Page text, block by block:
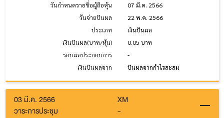
วันกำหนดรายชื่อผู้ถือหุ้น
07 มี.ค. 2566
วันจ่ายปันผล
22 พ.ค. 2566
ประเภท
เงินปันผล
เงินปันผล(บาท/หุ้น)
0.05 บาท
รอบผลประกอบการ
-
เงินปันผลจาก
ปันผลจากกำไรสะสม
03 มี.ค. 2566
XM
วาระการประชุม
-